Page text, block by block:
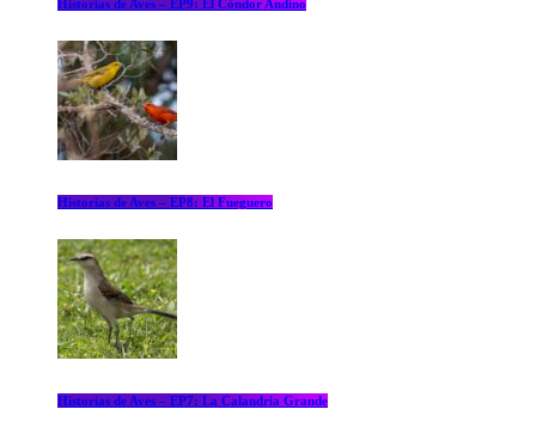
Historias de Aves – EP9: El Cóndor Andino
Historias de Aves – EP8: El Fueguero
Historias de Aves – EP7: La Calandria Grande